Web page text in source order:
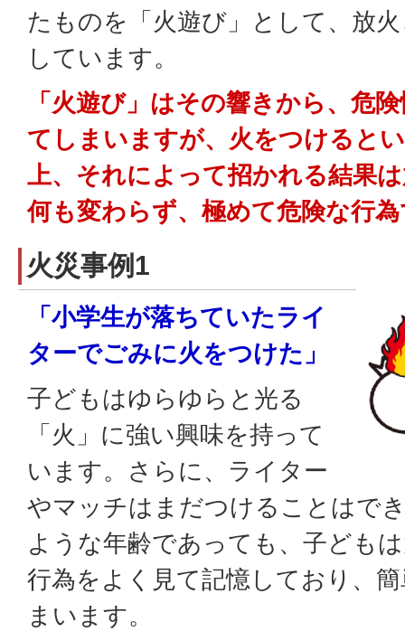
たものを「火遊び」として、放
しています。
「火遊び」はその響きから、危
てしまいますが、火をつけると
上、それによって招かれる結果
何も変わらず、極めて危険な行
火災事例1
「小学生が落ちていたライ
ターでごみに火をつけた」
子どもはゆらゆらと光る
「火」に強い興味を持って
います。さらに、ライター
やマッチはまだつけることはで
ような年齢であっても、子ども
行為をよく見て記憶しており、
まいます。